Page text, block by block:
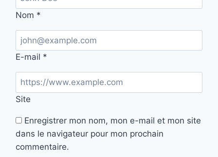
Nom *
E-mail *
Site
Enregistrer mon nom, mon e-mail et mon site
dans le navigateur pour mon prochain
commentaire.